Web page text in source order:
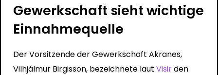
Gewerkschaft sieht wichtige
Einnahmequelle
Der Vorsitzende der Gewerkschaft Akranes,
Vilhjálmur Birgisson, bezeichnete laut Visirden